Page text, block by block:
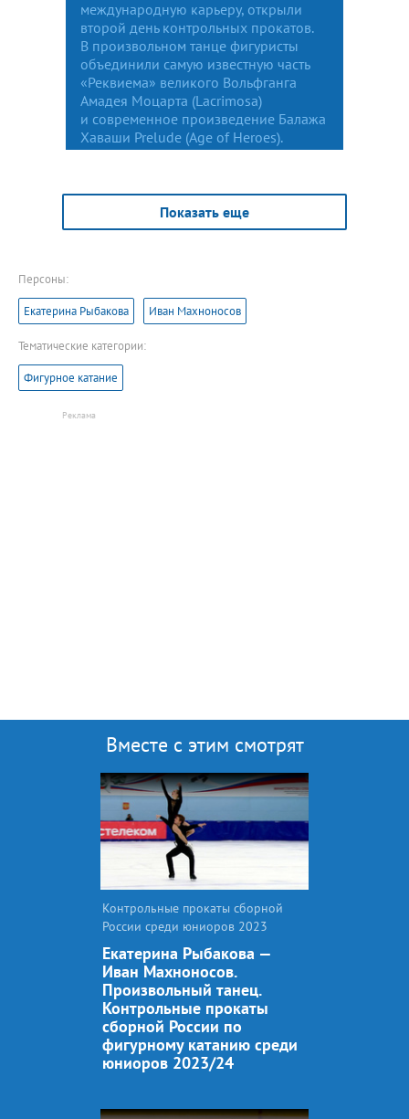
международную карьеру, открыли
второй день контрольных прокатов.
В произвольном танце фигуристы
объединили самую известную часть
«Реквиема» великого Вольфганга
Амадея Моцарта (Lacrimosa)
и современное произведение Балажа
Хаваши Prelude (Age of Heroes).
Показать еще
Персоны:
Екатерина Рыбакова Иван Махноносов
Тематические категории:
Фигурное катание
Вместе с этим смотрят
Контрольные прокаты сборной
России среди юниоров 2023
Екатерина Рыбакова —
Иван Махноносов.
Произвольный танец.
Контрольные прокаты
сборной России по
фигурному катанию среди
юниоров 2023/24